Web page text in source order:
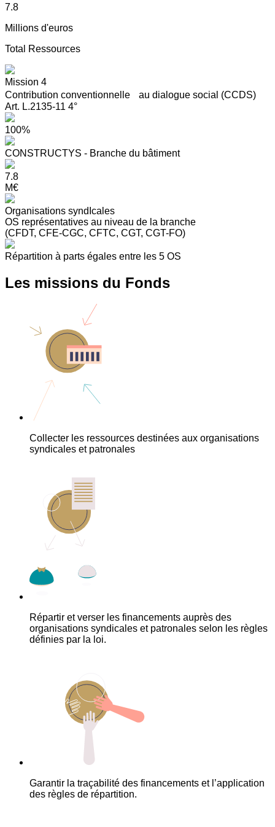
7.8
Millions d'euros
Total Ressources
Mission 4
Contribution conventionnelle au dialogue social (CCDS)
Art. L.2135-11 4°
100%
CONSTRUCTYS - Branche du bâtiment
7.8
M€
Organisations syndIcales
OS représentatives au niveau de la branche
(CFDT, CFE-CGC, CFTC, CGT, CGT-FO)
Répartition à parts égales entre les 5 OS
Les missions du Fonds
Collecter les ressources destinées aux organisations
syndicales et patronales
Répartir et verser les financements auprès des
organisations syndicales et patronales selon les règles
définies par la loi.
Garantir la traçabilité des financements et l’application
des règles de répartition.